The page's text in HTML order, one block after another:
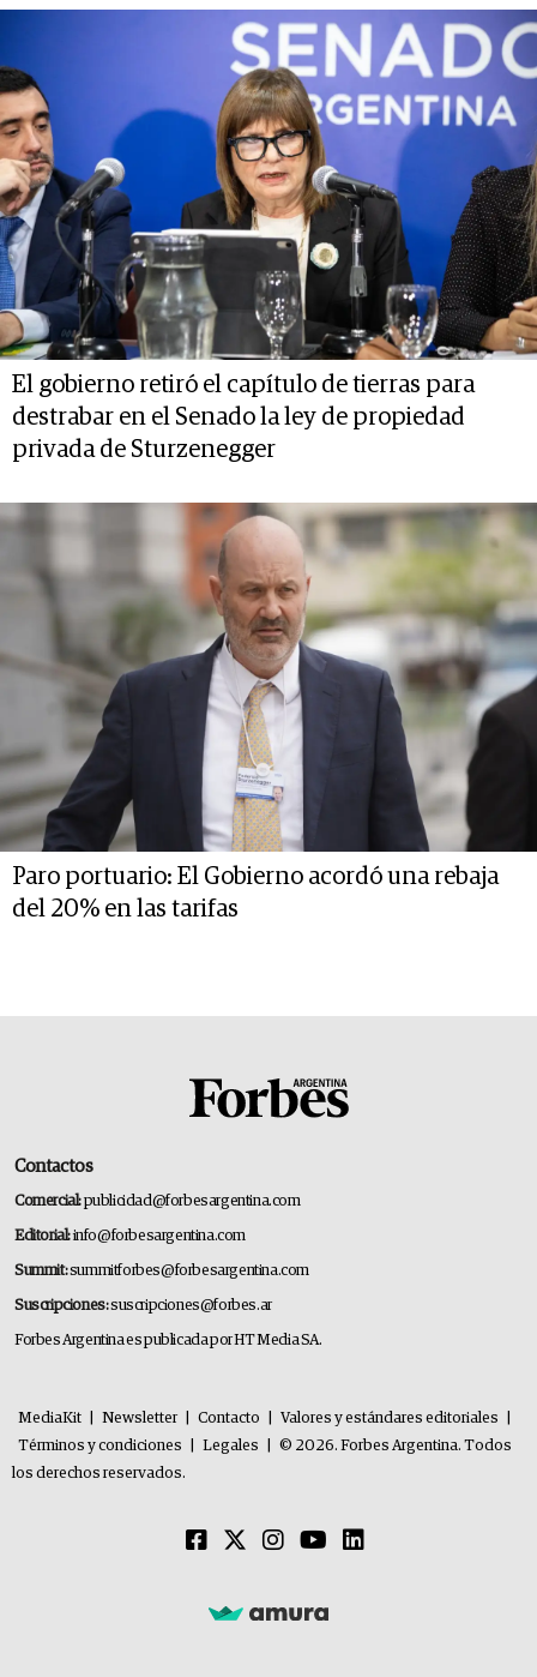
El gobierno retiró el capítulo de tierras para
destrabar en el Senado la ley de propiedad
privada de Sturzenegger
Paro portuario: El Gobierno acordó una rebaja
del 20% en las tarifas
Contactos
Comercial:publicidad@forbesargentina.com
Editorial:info@forbesargentina.com
Summit:summitforbes@forbesargentina.com
Suscripciones:suscripciones@forbes.ar
Forbes Argentina es publicada por HT Media SA.
MediaKit Newsletter Contacto Valores y estándares editoriales
Términos y condiciones
Legales
© 2026. Forbes Argentina. Todos
los derechos reservados.